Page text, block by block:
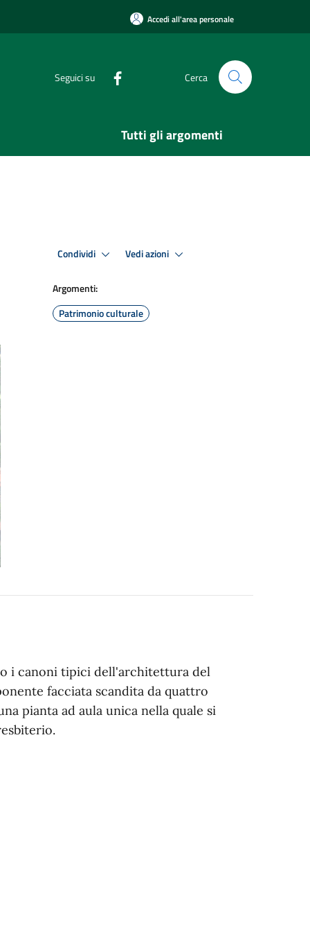
Accedi all'area personale
Seguici su Cerca
Tutti gli argomenti
Condividi Vedi azioni
Argomenti:
Patrimonio culturale
i canoni tipici dell'architettura del
facciata scandita da quattro
pianta ad aula unica nella quale si